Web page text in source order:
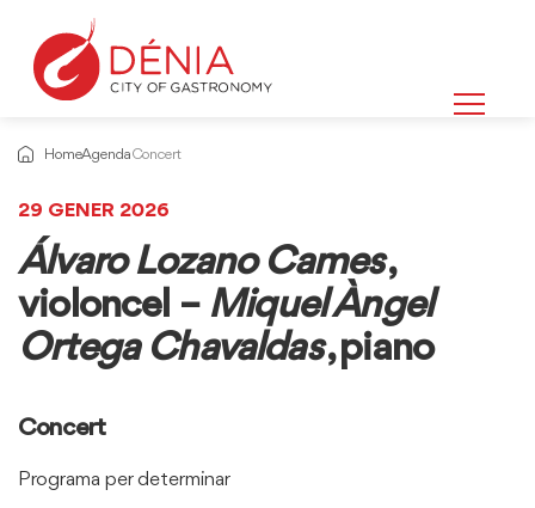
HomeAgendaConcert
29 GENER 2026
Álvaro Lozano Cames,
violoncel – Miquel Àngel
Ortega Chavaldas, piano
Concert
Programa per determinar